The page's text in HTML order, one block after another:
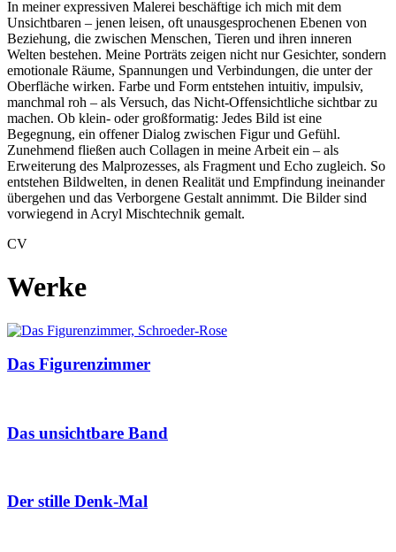
In meiner expressiven Malerei beschäftige ich mich mit dem
Unsichtbaren – jenen leisen, oft unausgesprochenen Ebenen von
Beziehung, die zwischen Menschen, Tieren und ihren inneren
Welten bestehen. Meine Porträts zeigen nicht nur Gesichter, sondern
emotionale Räume, Spannungen und Verbindungen, die unter der
Oberfläche wirken. Farbe und Form entstehen intuitiv, impulsiv,
manchmal roh – als Versuch, das Nicht-Offensichtliche sichtbar zu
machen. Ob klein- oder großformatig: Jedes Bild ist eine
Begegnung, ein offener Dialog zwischen Figur und Gefühl.
Zunehmend fließen auch Collagen in meine Arbeit ein – als
Erweiterung des Malprozesses, als Fragment und Echo zugleich. So
entstehen Bildwelten, in denen Realität und Empfindung ineinander
übergehen und das Verborgene Gestalt annimmt. Die Bilder sind
vorwiegend in Acryl Mischtechnik gemalt.
CV
Werke
Das Figurenzimmer
Das unsichtbare Band
Der stille Denk-Mal